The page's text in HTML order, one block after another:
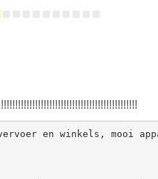
en winkels, mooi